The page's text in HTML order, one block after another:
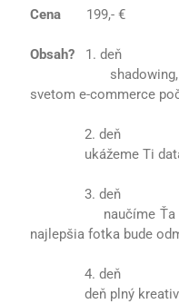
Cena 199,- €
Obsah?
1. deň
shadowing,
svetom e-commerce
2. deň
ukážeme Ti
3. deň
naučíme Ťa
najlepšia fotka bude
4. deň
deň plný kreativity